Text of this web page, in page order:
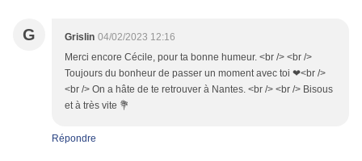
G Grislin 04/02/2023 12:16
Merci encore Cécile, pour ta bonne humeur. <br /> <br />
Toujours du bonheur de passer un moment avec toi ❤<br />
<br /> On a hâte de te retrouver à Nantes. <br /> <br /> Bisous
et à très vite 💐
Répondre